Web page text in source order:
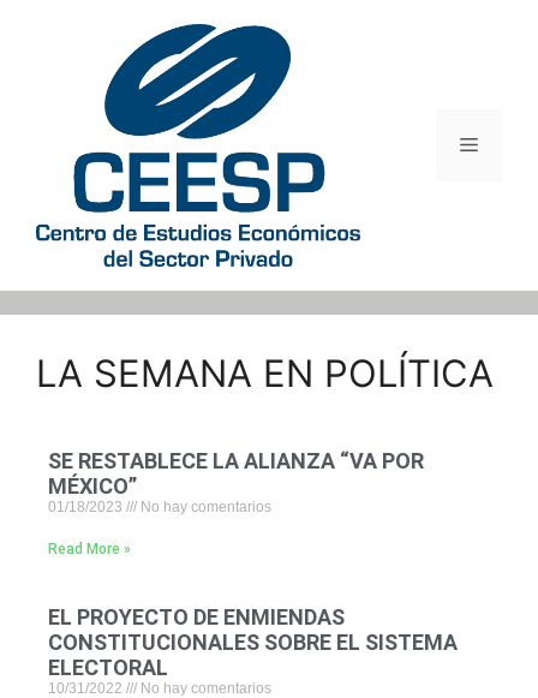
LA SEMANA EN POLÍTICA
SE RESTABLECE LA ALIANZA “VA POR
MÉXICO”
01/18/2023 No hay comentarios
Read More »
EL PROYECTO DE ENMIENDAS
CONSTITUCIONALES SOBRE EL SISTEMA
ELECTORAL
10/31/2022 No hay comentarios